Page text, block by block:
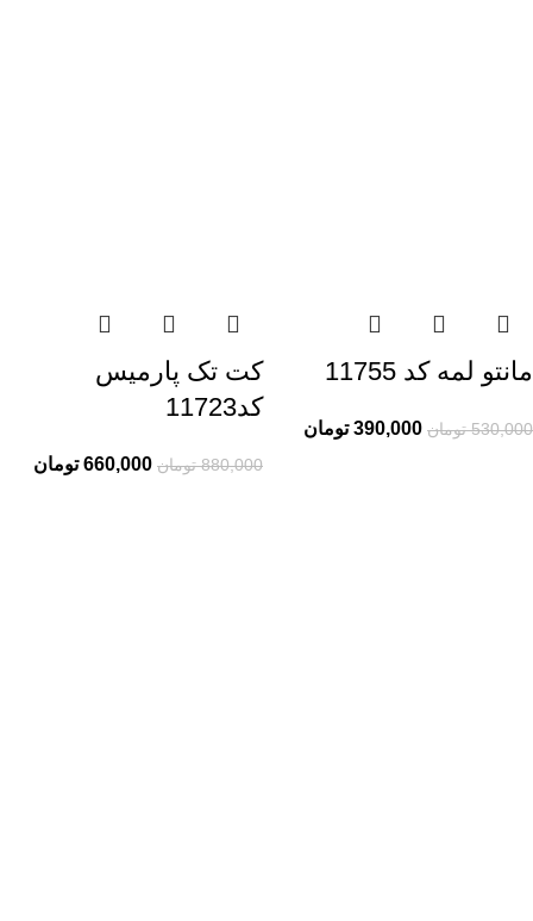
مانتو لمه کد 11755
530,000 تومان 390,000 تومان
کت تک پارمیس
کد11723
880,000 تومان 660,000 تومان